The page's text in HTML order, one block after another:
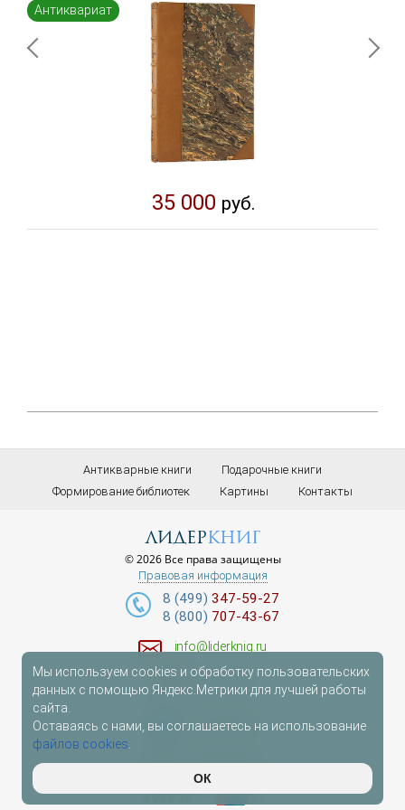
Антиквариат
35 000 руб.
Антикварные книги
Подарочные книги
Формирование библиотек
Картины Контакты
лидеркниг
© 2026 Все права защищены
Правовая информация
8 (499) 347-59-27
8 (800) 707-43-67
info@liderknig.ru
Доставка
Telegram
WhatsApp
Мы используем cookies и обработку пользовательских
данных с помощью Яндекс.Метрики для лучшей работы
сайта.
Оставаясь с нами, вы соглашаетесь на использование
файлов cookies
ОК